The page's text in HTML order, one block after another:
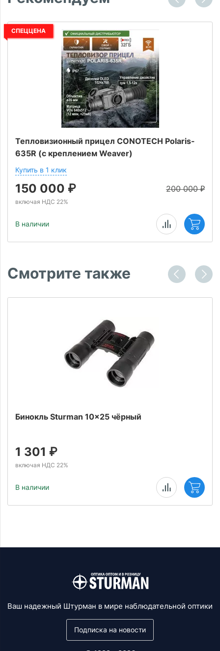
СПЕЦЦЕНА
Тепловизионный прицел CONOTECH Polaris-
635R (с креплением Weaver)
Купить в 1 клик
200 000₽
150 000 ₽
включая НДС 22%
В наличии
Смотрите также
Бинокль Sturman 10x25 чёрный
1 301 ₽
включая НДС 22%
В наличии
Ваш надежный Штурман в мире наблюдательной оптики
Подписка на новости